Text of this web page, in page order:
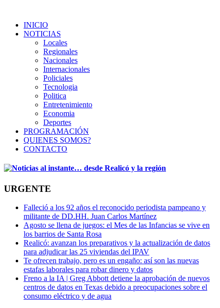
INICIO
NOTICIAS
Locales
Regionales
Nacionales
Internacionales
Policiales
Tecnologia
Politica
Entretenimiento
Economia
Deportes
PROGRAMACIÓN
QUIENES SOMOS?
CONTACTO
URGENTE
Falleció a los 92 años el reconocido periodista pampeano y
militante de DD.HH. Juan Carlos Martínez
Agosto se llena de juegos: el Mes de las Infancias se vive en
los barrios de Santa Rosa
Realicó: avanzan los preparativos y la actualización de datos
para adjudicar las 25 viviendas del IPAV
Te ofrecen trabajo, pero es un engaño: así son las nuevas
estafas laborales para robar dinero y datos
Freno a la IA | Greg Abbott detiene la aprobación de nuevos
centros de datos en Texas debido a preocupaciones sobre el
consumo eléctrico y de agua